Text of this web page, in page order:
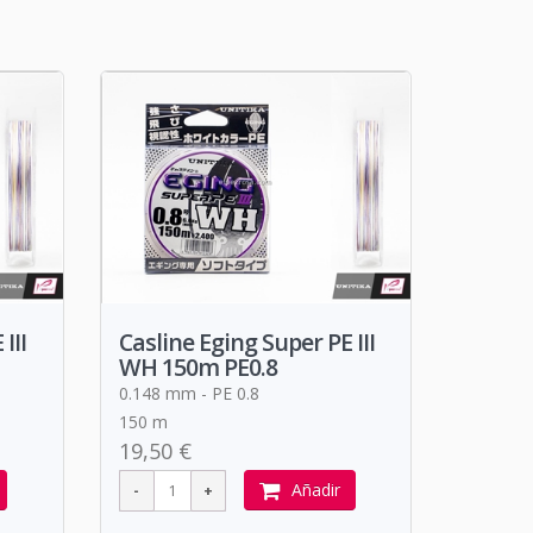
III Casline Eging Super PE III
WH 150m PE0.8
0.148 mm - PE 0.8
150 m
19,50 €
Añadir